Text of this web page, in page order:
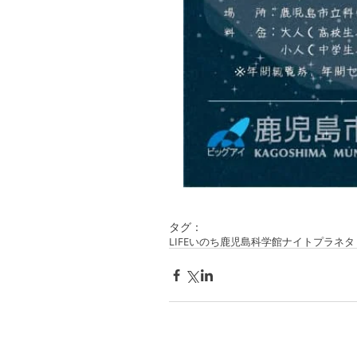
タグ：
LIFEいのち鹿児島科学館ナイトプラネ